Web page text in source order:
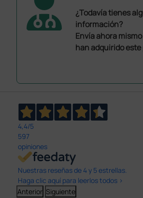
¿Todavía tienes
información?
Envía ahora
han adquirido
4,4/5
597
opiniones
Nuestras reseñas de 4 y 5 estrellas.
Haga clic aquí para leerlos todos >
Anterior Siguiente